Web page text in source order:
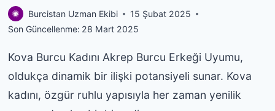
Burcistan Uzman Ekibi
15 Şubat 2025
Son Güncellenme: 28 Mart 2025
Kova Burcu Kadını Akrep Burcu Erkeği Uyumu,
oldukça dinamik bir ilişki potansiyeli sunar. Kova
kadını, özgür ruhlu yapısıyla her zaman yenilik